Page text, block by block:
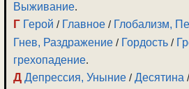
Выживание.
Г Герой / Главное / Глобализм,
Гнев, Раздражение / Гордость /
грехопадение.
Д Депрессия, Уныние /Десятина /